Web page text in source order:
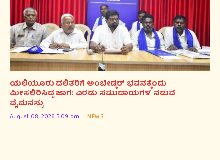
ಯಲಿಯೂರು ದಲಿತರಿಗೆ ಅಂಬೇಡ್ಕರ್ ಭವನಕ್ಕೆಂದು
ಮೀಸಲಿರಿಸಿದ್ದ ಜಾಗ: ಎರಡು ಸಮುದಾಯಗಳ ನಡುವೆ
ವೈಮನಸ್ಸು
August 08, 2026 5:09 pm NEWS